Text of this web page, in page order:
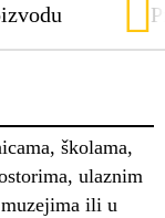
školama,
ulaznim
ili u